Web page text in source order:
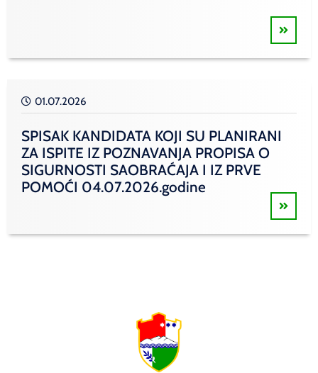
01.07.2026
SPISAK KANDIDATA KOJI SU PLANIRANI
ZA ISPITE IZ POZNAVANJA PROPISA O
SIGURNOSTI SAOBRAĆAJA I IZ PRVE
POMOĆI 04.07.2026.godine